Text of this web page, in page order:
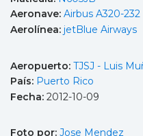
Aeronave: Airbus A320-232
Aerolínea: jetBlue Airways
Aeropuerto: TJSJ - Luis
País: Puerto Rico
Fecha: 2012-10-09
Foto por: Jose Mendez